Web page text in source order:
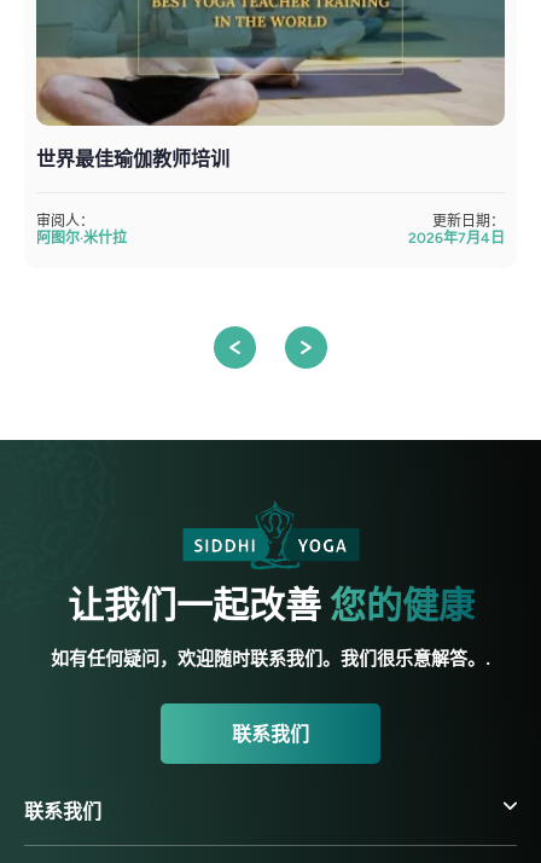
世界最佳瑜伽教师培训
审阅人：
阿图尔·米什拉
更新日期：
2026年7月4日
让我们一起改善 您的健康
如有任何疑问，欢迎随时联系我们。我们很乐意解答。.
联系我们
联系我们